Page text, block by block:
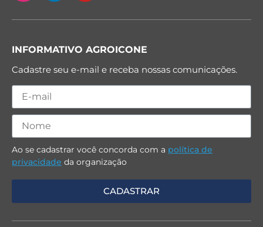
INFORMATIVO AGROICONE
Cadastre seu e-mail e receba nossas comunicações.
Ao se cadastrar você concorda com a política de
privacidade da organização